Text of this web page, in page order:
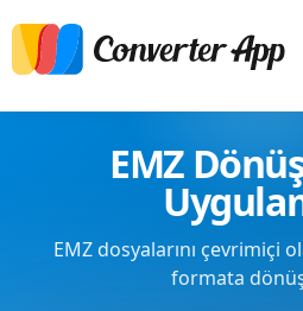
EMZ
EMZ dosyalarını çevrimiçi
formata